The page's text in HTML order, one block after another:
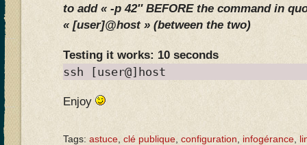
to add « -p 42″ BEFORE the command in
« [user]@host » (between the two)
Testing it works: 10 seconds
ssh [user@]host
Enjoy
Tags: astuce clé publique configuration infogérance